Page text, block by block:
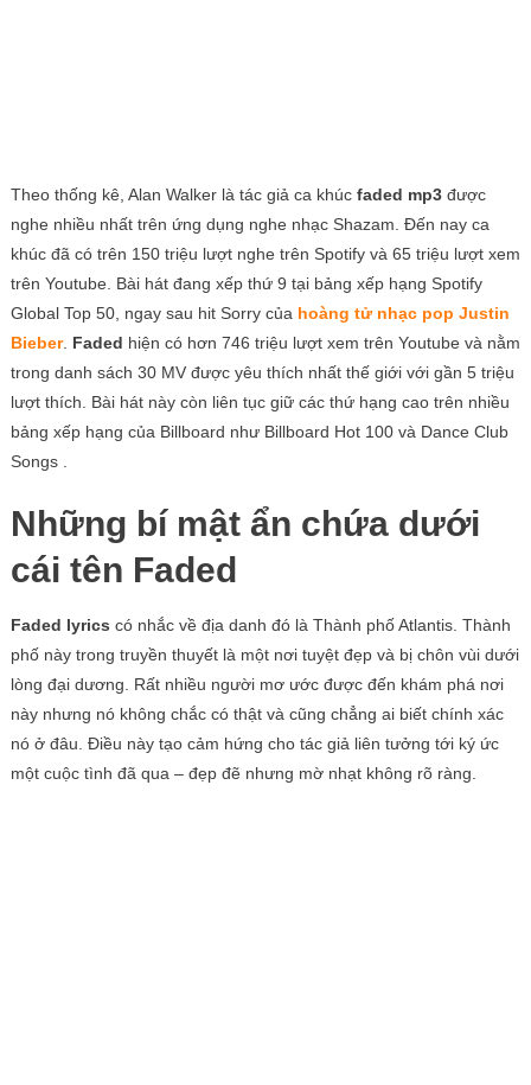
Theo thống kê, Alan Walker là tác giả ca khúc faded mp3được
nghe nhiều nhất trên ứng dụng nghe nhạc Shazam. Đến nay ca
khúc đã có trên 150 triệu lượt nghe trên Spotify và 65 triệu lượt xem
trên Youtube. Bài hát đang xếp thứ 9 tại bảng xếp hạng Spotify
Global Top 50, ngay sau hit Sorry của hoàng tử nhạc pop Justin
Bieber. Faded hiện có hơn 746 triệu lượt xem trên Youtube và nằm
trong danh sách 30 MV được yêu thích nhất thế giới với gần 5 triệu
lượt thích. Bài hát này còn liên tục giữ các thứ hạng cao trên nhiều
bảng xếp hạng của Billboard như Billboard Hot 100 và Dance Club
Songs .
Những bí mật ẩn chứa dưới
cái tên Faded
Faded lyrics có nhắc về địa danh đó là Thành phố Atlantis. Thành
phố này trong truyền thuyết là một nơi tuyệt đẹp và bị chôn vùi dưới
lòng đại dương. Rất nhiều người mơ ước được đến khám phá nơi
này nhưng nó không chắc có thật và cũng chẳng ai biết chính xác
nó ở đâu. Điều này tạo cảm hứng cho tác giả liên tưởng tới ký ức
một cuộc tình đã qua – đẹp đẽ nhưng mờ nhạt không rõ ràng.